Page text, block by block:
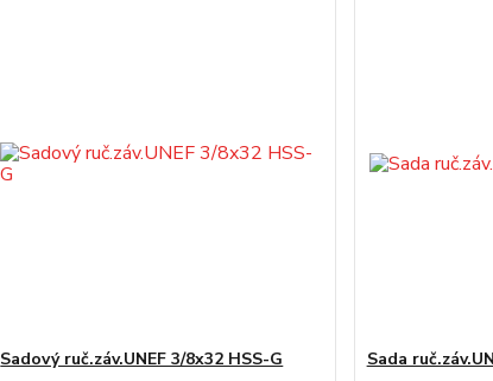
Sadový ruč.záv.UNEF 3/8x32 HSS-G Sada